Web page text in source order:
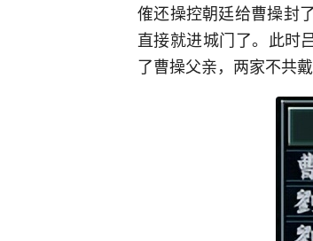
傕还操控朝廷给曹操封
直接就进城门了。此时
了曹操父亲，两家不共戴